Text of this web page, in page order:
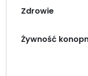
Zdrowie
Żywność